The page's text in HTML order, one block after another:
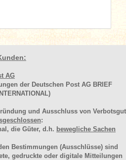
AG
der Deutschen Post AG BRIEF
und Ausschluss von Verbotsgut
:
die Güter, d.h. bewegliche Sachen
Bestimmungen (Ausschlüsse) sind
gedruckte oder digitale Mitteilungen